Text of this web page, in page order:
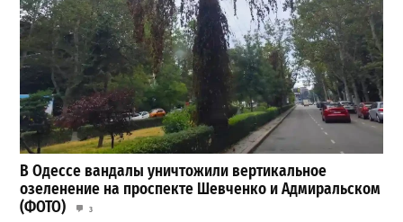
В Одессе вандалы уничтожили вертикальное
озеленение на проспекте Шевченко и Адмиральском
(ФОТО)
3